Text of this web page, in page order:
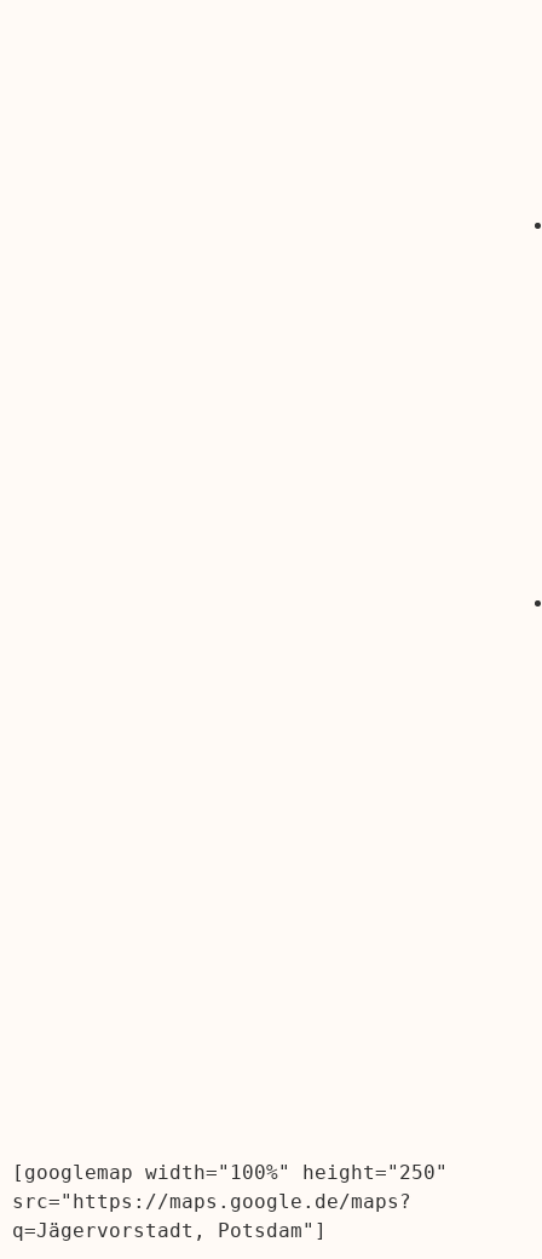
[googlemap width="100%" height="250"
src="https://maps.google.de/maps?
q=Jägervorstadt, Potsdam"]